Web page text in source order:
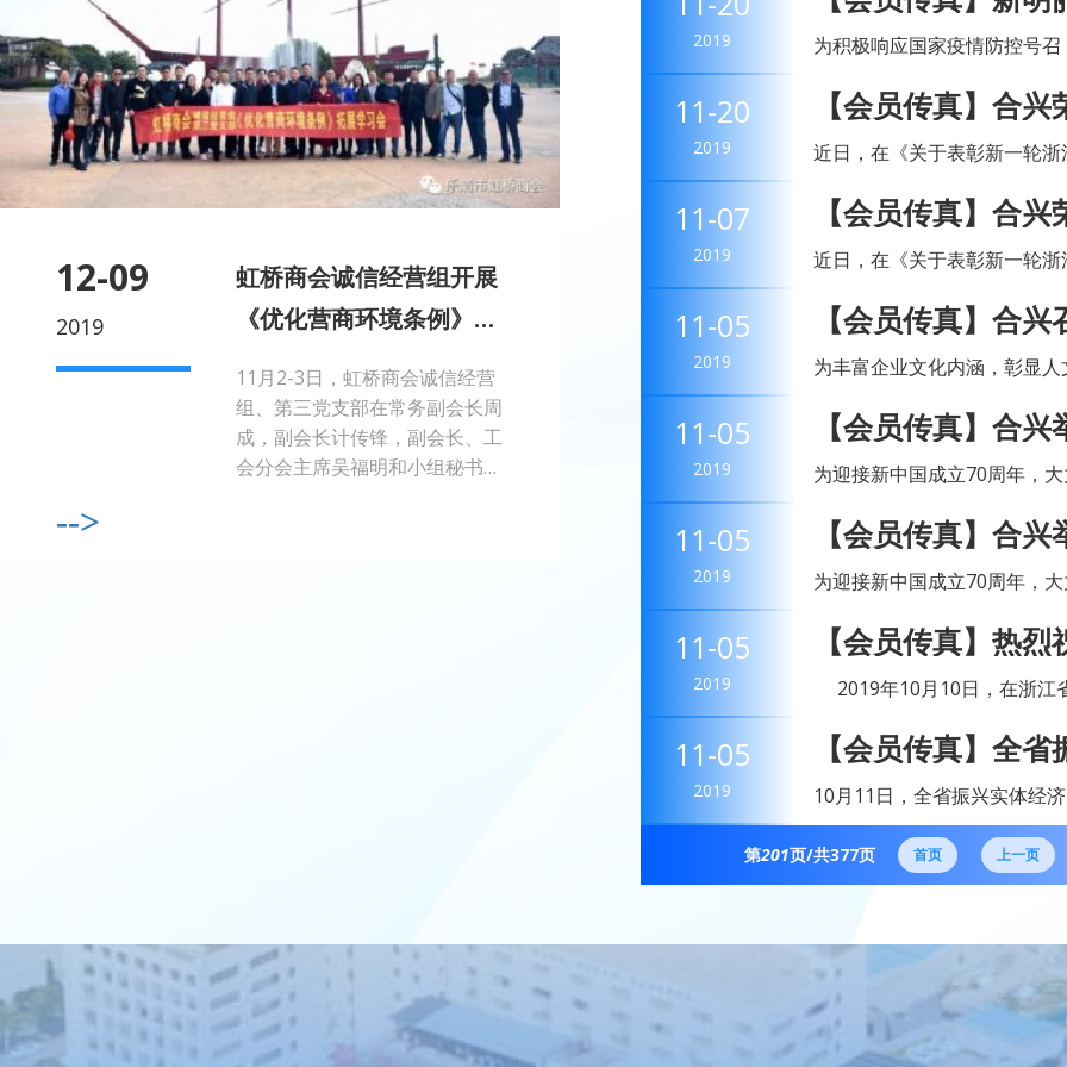
12-09
2019
虹桥商会诚信经营组开展
《优化营商环境条例》拓
11月2-3日，虹桥商会诚信经营
组、第三党支部在常务副会长周
成，副会长计传锋，副会长、工
会分会主席吴福明和小组秘书
-->
2019
为积极响应国家疫情防控号
明丽灯饰召开2020年度先进
11-20
2019
【会员传真】合
近日，在《关于表彰新一轮
来，公司高度重视文明单位
11-07
2019
【会员传真】合
近日，在《关于表彰新一轮
来，公司高度重视文明单位
11-05
2019
【会员传真】合
谈会
为丰富企业文化内涵，彰显
席座谈会并讲话。公司党群
11-05
2019
【会员传真】合
我的祖国” 第六届
为迎接新中国成立70周年，
影比赛由中共合兴党委、合
11-05
2019
【会员传真】合
我的祖国” 第六届
为迎接新中国成立70周年，
影比赛由中共合兴党委、合
11-05
2019
【会员传真】热
“成长之星”荣誉称
2019年10月10日，在浙江
展“优秀平台”的推选活动中，
11-05
2019
【会员传真】全
实施现场会在乐清
10月11日，全省振兴实体经
在乐清举行。振兴实体经济
力办大事、振兴实体经济的
第201页/共377页 首页 上一页